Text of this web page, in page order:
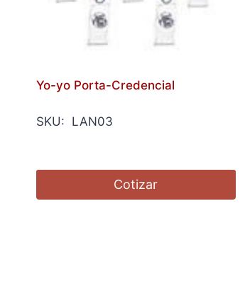
Yo-yo Porta-Credencial
SKU: LAN03
Cotizar